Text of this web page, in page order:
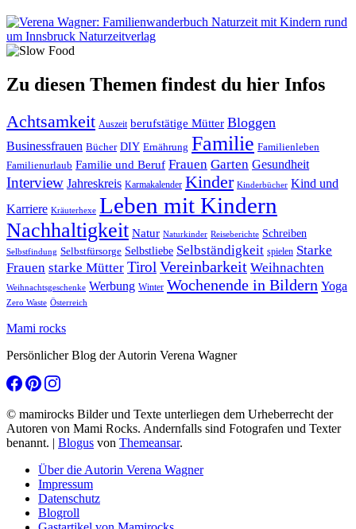
Zu diesen Themen findest du hier Infos
Achtsamkeit Auszeit berufstätige Mütter Bloggen
Businessfrauen Bücher DIY Ernährung Familie Familienleben
Familienurlaub Familie und Beruf Frauen Garten Gesundheit
Interview Jahreskreis Karmakalender Kinder Kinderbücher Kind und
Karriere Kräuterhexe Leben mit Kindern
Nachhaltigkeit Natur Naturkinder Reiseberichte Schreiben
Selbstfindung Selbstfürsorge Selbstliebe Selbständigkeit spielen Starke
Frauen starke Mütter Tirol Vereinbarkeit Weihnachten
Weihnachtsgeschenke Werbung Winter Wochenende in Bildern Yoga
Zero Waste Österreich
Mami rocks
Persönlicher Blog der Autorin Verena Wagner
© mamirocks Bilder und Texte unterliegen dem Urheberrecht der
Autoren von Mami Rocks. Andernfalls sind Fotografen und Texter
benannt. | Blogus von Themeansar.
Über die Autorin Verena Wagner
Impressum
Datenschutz
Blogroll